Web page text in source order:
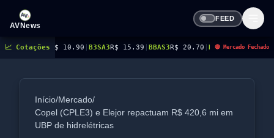
AVNews
FEED
📈 Cotações
10.90|B3SA3R$ 15.39|BBAS3R$ 20.70|BBDC3R$ 15.53 |BBDC4R$ 17.78
🔴 Mercado Fechado
Início/Mercado/
Copel (CPLE3) e Elejor repactuam R$ 420,6 mi em
UBP de hidrelétricas